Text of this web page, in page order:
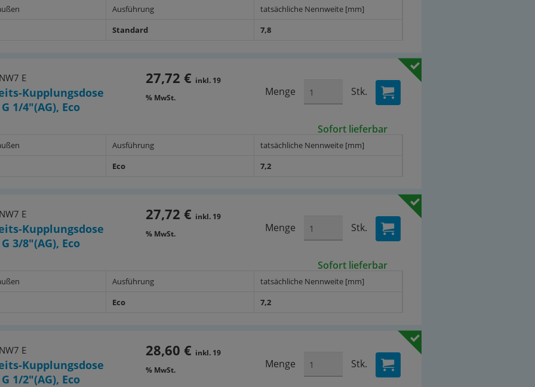
Ausführung
tatsächliche Nennweite [mm]
Standard 7,8
E
Kupplungsdose
1/4"(AG), Eco
27,72 € inkl. 19
% MwSt.
Menge Stk.
Sofort lieferbar
Ausführung
tatsächliche Nennweite [mm]
Eco 7,2
E
Kupplungsdose
3/8"(AG), Eco
27,72 € inkl. 19
% MwSt.
Menge Stk.
Sofort lieferbar
Ausführung
tatsächliche Nennweite [mm]
Eco 7,2
E
Kupplungsdose
1/2"(AG), Eco
28,60 € inkl. 19
% MwSt.
Menge Stk.